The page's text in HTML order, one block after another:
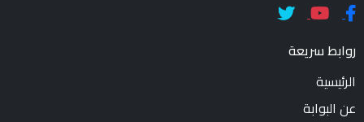
روابط سريعة
الرئيسية
عن البوابة